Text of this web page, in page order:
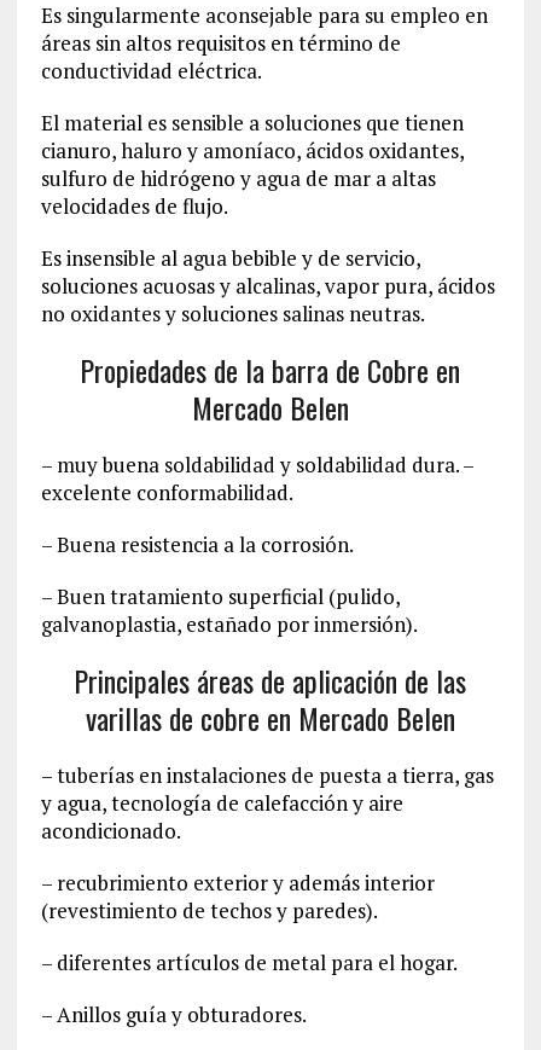
Es singularmente aconsejable para su empleo en
áreas sin altos requisitos en término de
conductividad eléctrica.
El material es sensible a soluciones que tienen
cianuro, haluro y amoníaco, ácidos oxidantes,
sulfuro de hidrógeno y agua de mar a altas
velocidades de flujo.
Es insensible al agua bebible y de servicio,
soluciones acuosas y alcalinas, vapor pura, ácidos
no oxidantes y soluciones salinas neutras.
Propiedades de la barra de Cobre en
Mercado Belen
– muy buena soldabilidad y soldabilidad dura. –
excelente conformabilidad.
– Buena resistencia a la corrosión.
– Buen tratamiento superficial (pulido,
galvanoplastia, estañado por inmersión).
Principales áreas de aplicación de las
varillas de cobre en Mercado Belen
– tuberías en instalaciones de puesta a tierra, gas
y agua, tecnología de calefacción y aire
acondicionado.
– recubrimiento exterior y además interior
(revestimiento de techos y paredes).
– diferentes artículos de metal para el hogar.
– Anillos guía y obturadores.